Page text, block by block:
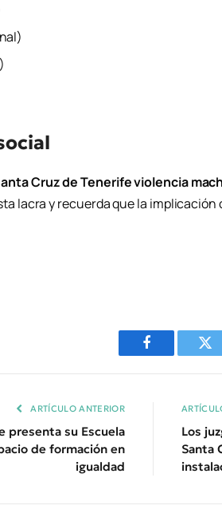
Cruz de Tenerife violencia
lacra y recuerda que la implicación
Facebook
ARTÍCULO ANTERIOR
presenta su Escuela
de formación en
igualdad
Los
Santa